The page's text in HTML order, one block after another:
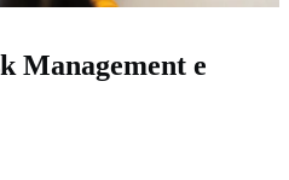
Management e